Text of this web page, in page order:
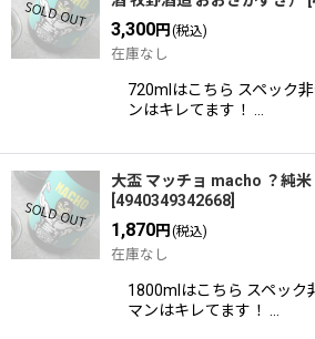
3,300円 (税込)
在庫なし
720mlはこちら スペック
ンはキレてます！ …
大盃 マッチョ macho ？純米
4940349342668
1,870円 (税込)
在庫なし
1800mlはこちら スペック
マンはキレてます！ …